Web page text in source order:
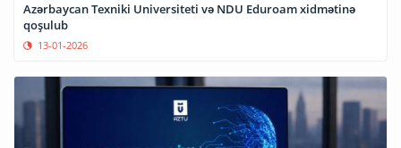
Azərbaycan Texniki Universiteti və NDU Eduroam xidmətinə
qoşulub
13-01-2026